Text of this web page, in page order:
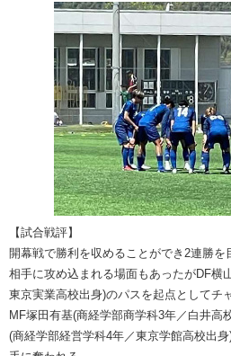
【試合戦評】
開幕戦で勝利を収めることができ2連勝を
相手に攻め込まれる場面もあったがDF横
東京実業高校出身)のパスを起点としてチ
MF塚田有基(商経学部商学科3年／白井高
(商経学部経営学科4年／東京学館高校出